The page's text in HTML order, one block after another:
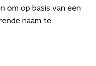
om op basis van een
naam te